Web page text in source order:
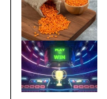
о
к
р
о
к
о
в